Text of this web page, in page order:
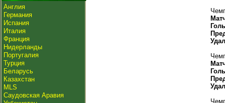
Англия
Германия
Испания
Италия
Франция
Нидерланды
Португалия
Турция
Беларусь
Казахстан
MLS
Саудовская Аравия